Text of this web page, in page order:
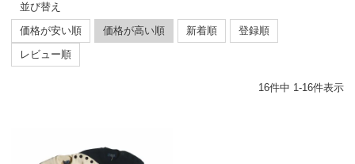
並び替え
価格が安い順
価格が高い順 新着順
登録順
レビュー順
16件中 1-16件表示